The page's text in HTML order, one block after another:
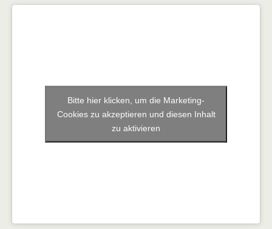
Bitte hier klicken, um die Marketing-
Cookies zu akzeptieren und diesen Inhalt
zu aktivieren